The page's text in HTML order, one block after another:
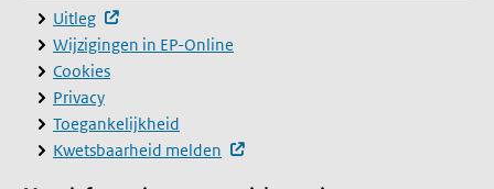
Over deze site
Uitleg
(externe website, opent in een nieuw venster)
Wijzigingen in EP-Online
Cookies
Privacy
Toegankelijkheid
Kwetsbaarheid melden
(externe website, opent in een